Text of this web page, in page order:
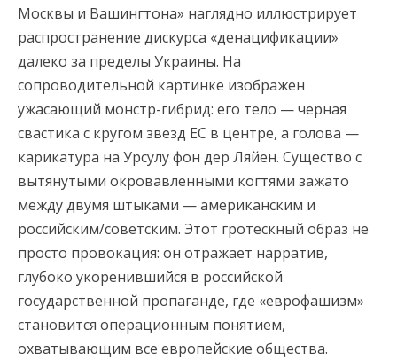
Москвы и Вашингтона» наглядно иллюстрирует
распространение дискурса «денацификации»
далеко за пределы Украины. На
сопроводительной картинке изображен
ужасающий монстр-гибрид: его тело — черная
свастика с кругом звезд ЕС в центре, а голова —
карикатура на Урсулу фон дер Ляйен. Существо с
вытянутыми окровавленными когтями зажато
между двумя штыками — американским и
российским/советским. Этот гротескный образ не
просто провокация: он отражает нарратив,
глубоко укоренившийся в российской
государственной пропаганде, где «еврофашизм»
становится операционным понятием,
охватывающим все европейские общества.